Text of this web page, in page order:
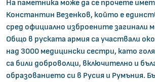
На паметника може да се прочете
Константин Везенков, който е
сред официално изброените загинали
Общо в руската армия са участвали
над 3000 медицински сестри, като
са били доброволци, включително и
образованието си в Русия и Румъния.